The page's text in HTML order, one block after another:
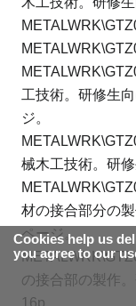
工技術。研修生
ジ。
械木工技術。 研
材の接合部分の製
ページ。
の接合部の製作。
16p。
Cookies help us
you agree to our